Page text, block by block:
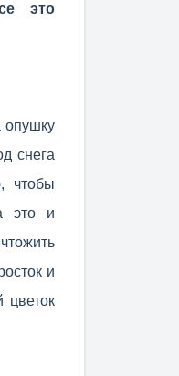
это
опушку
снега
чтобы
это и
и
цветок